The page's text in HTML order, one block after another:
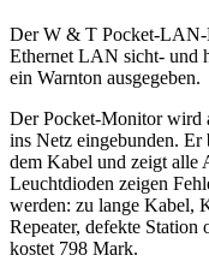
Der W & T Pocket-LAN-
Ethernet LAN sicht- und
ein Warnton ausgegeben.
Der Pocket-Monitor wird
ins Netz eingebunden. Er
dem Kabel und zeigt alle
Leuchtdioden zeigen
werden: zu lange Kabel,
Repeater, defekte
kostet 798 Mark.